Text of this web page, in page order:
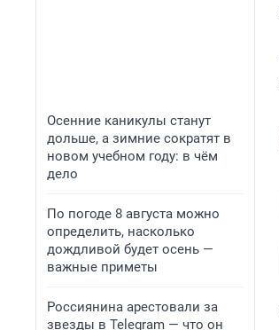
Осенние каникулы станут
дольше, а зимние сократят в
новом учебном году: в чём
дело
По погоде 8 августа можно
определить, насколько
дождливой будет осень —
важные приметы
Россиянина арестовали за
звезды в Telegram — что он